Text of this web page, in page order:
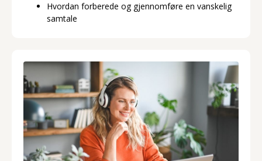
Hvordan forberede og gjennomføre en vanskelig
samtale